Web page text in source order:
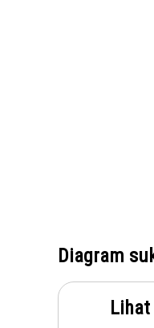
Diagram